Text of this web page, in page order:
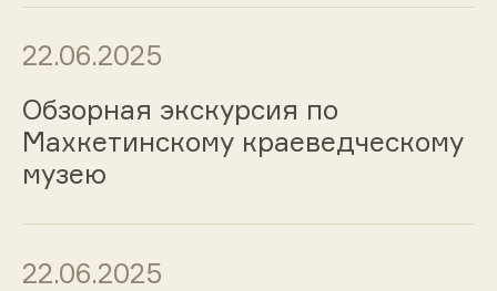
22.06.2025
Обзорная экскурсия по
Махкетинскому краеведческому
музею
22.06.2025